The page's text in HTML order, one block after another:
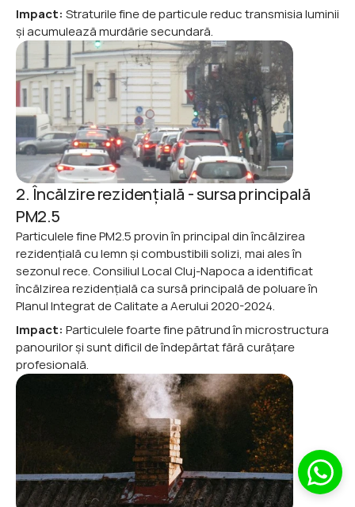
Impact: Straturile fine de particule reduc transmisia luminii
și acumulează murdărie secundară.
2. Încălzire rezidențială - sursa principală
PM2.5
Particulele fine PM2.5 provin în principal din încălzirea
rezidențială cu lemn și combustibili solizi, mai ales în
sezonul rece. Consiliul Local Cluj-Napoca a identificat
încălzirea rezidențială ca sursă principală de poluare în
Planul Integrat de Calitate a Aerului 2020-2024.
Impact: Particulele foarte fine pătrund în microstructura
panourilor și sunt dificil de îndepărtat fără curățare
profesională.